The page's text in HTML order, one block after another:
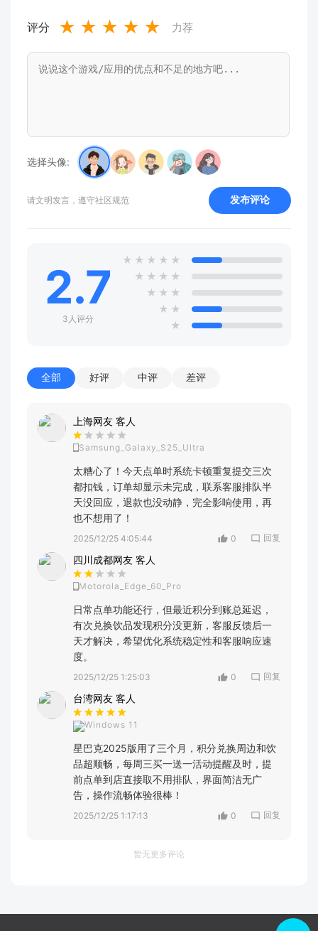
评分 ★ ★ ★ ★ ★ 力荐
选择头像:
请文明发言，遵守社区规范 发布评论
2.7
3人评分
★ ★ ★ ★ ★
★ ★ ★ ★
★ ★ ★
★ ★
★
全部 好评 中评 差评
上海网友 客人
Samsung_Galaxy_S25_Ultra
太糟心了！今天点单时系统卡顿重复提交三次
都扣钱，订单却显示未完成，联系客服排队半
天没回应，退款也没动静，完全影响使用，再
也不想用了！
2025/12/25 4:05:44 0 回复
四川成都网友 客人
Motorola_Edge_60_Pro
日常点单功能还行，但最近积分到账总延迟，
有次兑换饮品发现积分没更新，客服反馈后一
天才解决，希望优化系统稳定性和客服响应速
度。
2025/12/25 1:25:03 0 回复
台湾网友 客人
Windows 11
星巴克2025版用了三个月，积分兑换周边和饮
品超顺畅，每周三买一送一活动提醒及时，提
前点单到店直接取不用排队，界面简洁无广
告，操作流畅体验很棒！
2025/12/25 1:17:13 0 回复
暂无更多评论